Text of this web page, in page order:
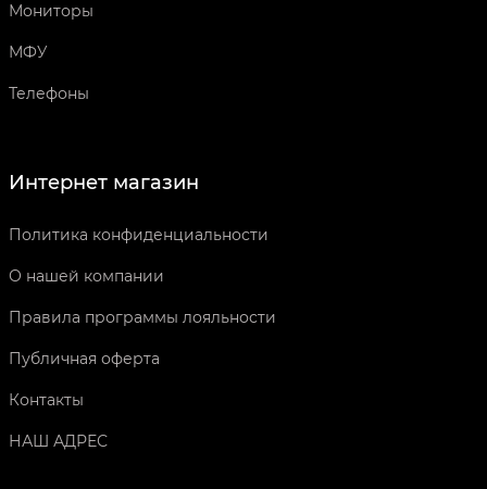
Мониторы
МФУ
Телефоны
Интернет магазин
Политика конфиденциальности
О нашей компании
Правила программы лояльности
Публичная оферта
Контакты
НАШ АДРЕС